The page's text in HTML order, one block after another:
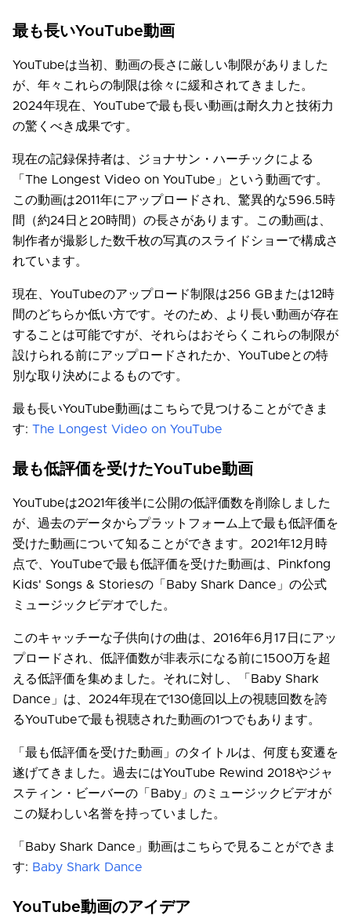
最も長いYouTube動画
YouTubeは当初、動画の長さに厳しい制限がありました
が、年々これらの制限は徐々に緩和されてきました。
2024年現在、YouTubeで最も長い動画は耐久力と技術力
の驚くべき成果です。
現在の記録保持者は、ジョナサン・ハーチックによる
「The Longest Video on YouTube」という動画です。
この動画は2011年にアップロードされ、驚異的な596.5時
間（約24日と20時間）の長さがあります。この動画は、
制作者が撮影した数千枚の写真のスライドショーで構成さ
れています。
現在、YouTubeのアップロード制限は256 GBまたは12時
間のどちらか低い方です。そのため、より長い動画が存在
することは可能ですが、それらはおそらくこれらの制限が
設けられる前にアップロードされたか、YouTubeとの特
別な取り決めによるものです。
最も長いYouTube動画はこちらで見つけることができま
す: The Longest Video on YouTube
最も低評価を受けたYouTube動画
YouTubeは2021年後半に公開の低評価数を削除しました
が、過去のデータからプラットフォーム上で最も低評価を
受けた動画について知ることができます。2021年12月時
点で、YouTubeで最も低評価を受けた動画は、Pinkfong
Kids' Songs & Storiesの「Baby Shark Dance」の公式
ミュージックビデオでした。
このキャッチーな子供向けの曲は、2016年6月17日にアッ
プロードされ、低評価数が非表示になる前に1500万を超
える低評価を集めました。それに対し、「Baby Shark
Dance」は、2024年現在で130億回以上の視聴回数を誇
るYouTubeで最も視聴された動画の1つでもあります。
「最も低評価を受けた動画」のタイトルは、何度も変遷を
遂げてきました。過去にはYouTube Rewind 2018やジャ
スティン・ビーバーの「Baby」のミュージックビデオが
この疑わしい名誉を持っていました。
「Baby Shark Dance」動画はこちらで見ることができま
す: Baby Shark Dance
YouTube動画のアイデア